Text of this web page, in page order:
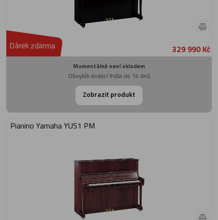
Dárek zdarma 329 990 Kč
Momentálně není skladem
Obvyklá dodací lhůta do 14 dnů
Zobrazit produkt
Pianino Yamaha YUS1 PM